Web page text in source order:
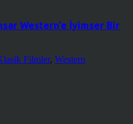
Western’e İyimser Bir
Filmler, Western